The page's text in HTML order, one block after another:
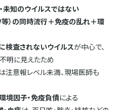
未知のウイルスではない
）の同時流行＋免疫の乱れ＋環
検査されないウイルスが中心で、
明に見えたため
注意報レベル未満、現場医師も
境因子・免疫負債による